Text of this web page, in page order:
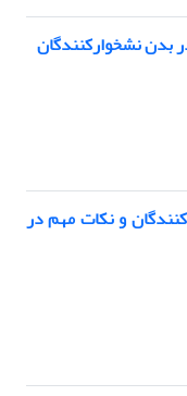
بدن نشخوارکنندگان
و نکات مهم در